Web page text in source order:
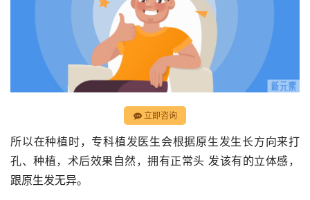
立即咨询
所以在种植时，专科植发医生会根据原生发生长方向来打
孔、种植，术后效果自然，拥有正常头 发该有的立体感，
跟原生发无异。